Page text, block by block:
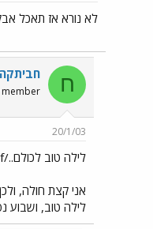
לא נורא אז תאכל
ח חביתקה
member
20/1/03
לילה טוב לכולם../images/Emo29.gif
אני קצת חולה,
לילה טוב, ושבוע